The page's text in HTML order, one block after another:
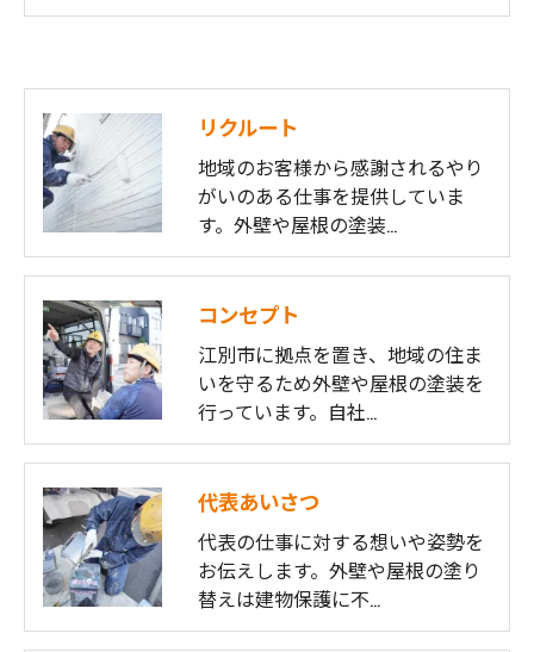
リクルート
地域のお客様から感謝されるやり
がいのある仕事を提供していま
す。外壁や屋根の塗装…
コンセプト
江別市に拠点を置き、地域の住ま
いを守るため外壁や屋根の塗装を
行っています。自社…
代表あいさつ
代表の仕事に対する想いや姿勢を
お伝えします。外壁や屋根の塗り
替えは建物保護に不…